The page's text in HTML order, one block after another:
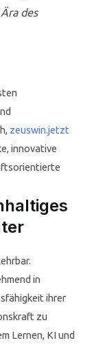
des
zeuswin.jetzt
innovative
in
ihrer
zu
Lernen, KI und